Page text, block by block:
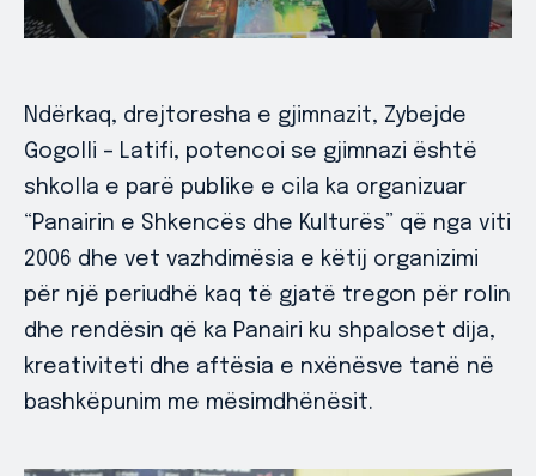
Ndërkaq, drejtoresha e gjimnazit, Zybejde
Gogolli – Latifi, potencoi se gjimnazi është
shkolla e parë publike e cila ka organizuar
“Panairin e Shkencës dhe Kulturës” që nga viti
2006 dhe vet vazhdimësia e këtij organizimi
për një periudhë kaq të gjatë tregon për rolin
dhe rendësin që ka Panairi ku shpaloset dija,
kreativiteti dhe aftësia e nxënësve tanë në
bashkëpunim me mësimdhënësit.